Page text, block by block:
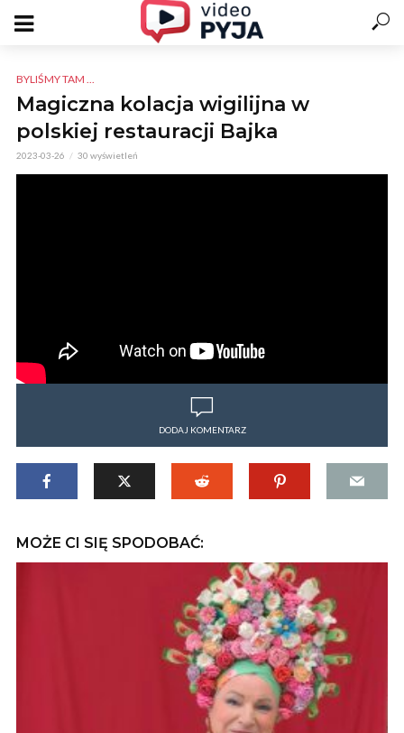
BYLIŚMY TAM ...
Magiczna kolacja wigilijna w
polskiej restauracji Bajka
2023-03-26 30 wyświetleń
DODAJ KOMENTARZ
MOŻE CI SIĘ SPODOBAĆ: